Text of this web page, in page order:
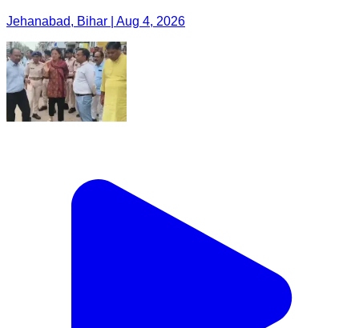
Jehanabad, Bihar | Aug 4, 2026